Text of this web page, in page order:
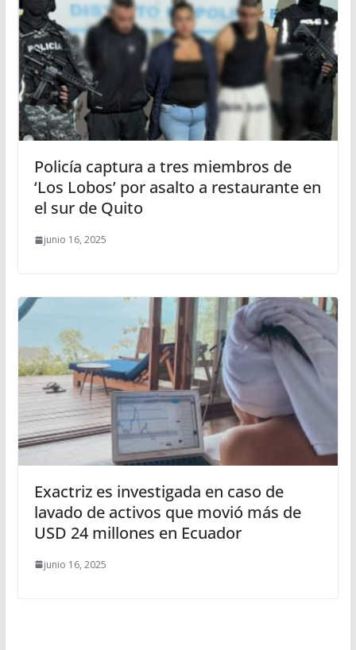
Policía captura a tres miembros de
‘Los Lobos’ por asalto a restaurante en
el sur de Quito
junio 16, 2025
Exactriz es investigada en caso de
lavado de activos que movió más de
USD 24 millones en Ecuador
junio 16, 2025